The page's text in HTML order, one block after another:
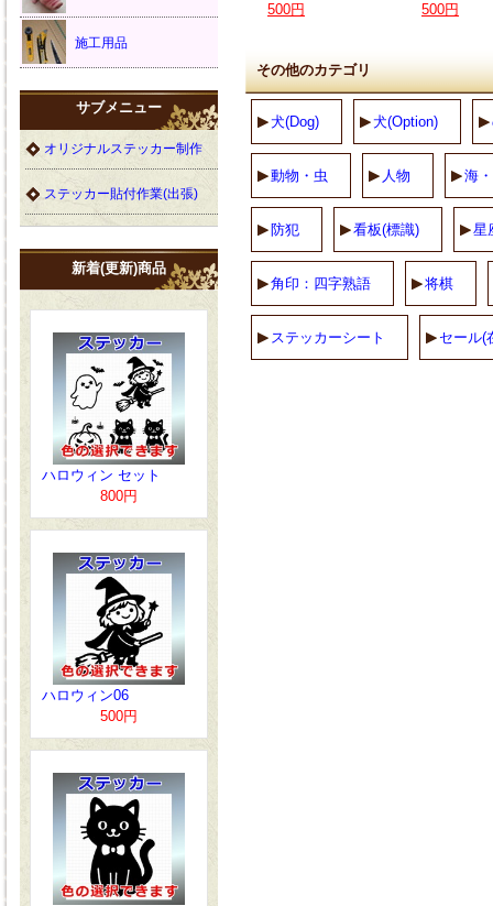
500円
500円
その他のカテゴリ
犬(Dog) 犬(Option)
動物・虫 人物 海
防犯 看板(標識) 星
角印：四字熟語 将棋
ステッカーシート セール(
施工用品
サブメニュー
オリジナルステッカー制作
ステッカー貼付作業(出張)
新着(更新)商品
ハロウィン セット
800円
ハロウィン06
500円